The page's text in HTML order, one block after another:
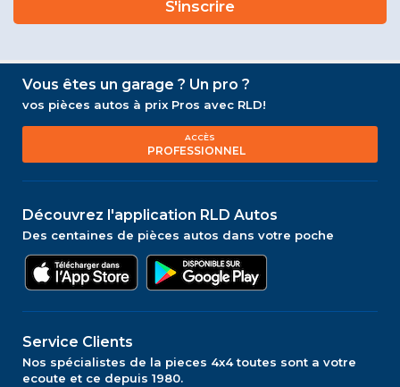
Vous êtes un garage ? Un pro ?
vos pièces autos à prix Pros avec RLD!
ACCÈS
PROFESSIONNEL
Découvrez l'application RLD Autos
Des centaines de pièces autos dans votre poche
Service Clients
Nos spécialistes de la pieces 4x4 toutes sont a votre
ecoute et ce depuis 1980.